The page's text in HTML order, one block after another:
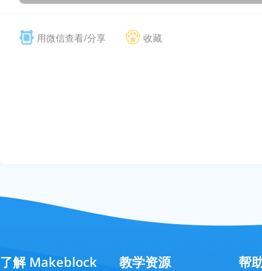
用微信查看/分享 收藏
了解 Makeblock 教学资源 帮